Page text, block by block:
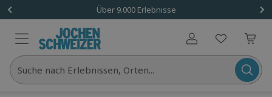
Über 9.000 Erlebnisse
Benutzerkonto
Suche nach Erlebnissen, Orten...